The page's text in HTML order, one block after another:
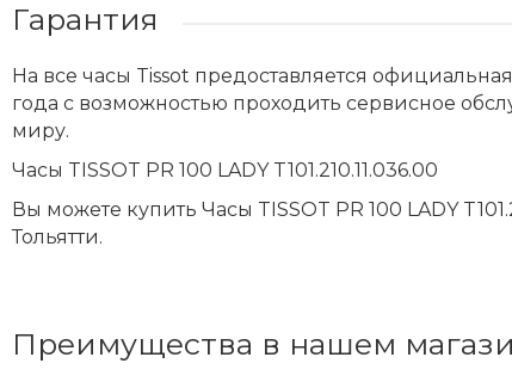
Гарантия
На все часы Tissot предоставляется
года с возможностью проходить сервисное
миру.
Часы TISSOT PR 100 LADY T101.210.11.036.00
Вы можете купить Часы TISSOT PR 100 LADY
Тольятти.
Преимущества в нашем